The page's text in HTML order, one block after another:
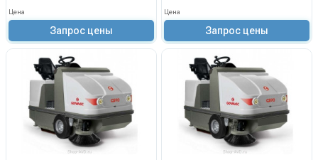
Цена
Запрос цены
Цена
Запрос цены